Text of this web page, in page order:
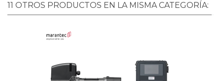
11 OTROS PRODUCTOS EN LA MISMA CATEGORÍA: